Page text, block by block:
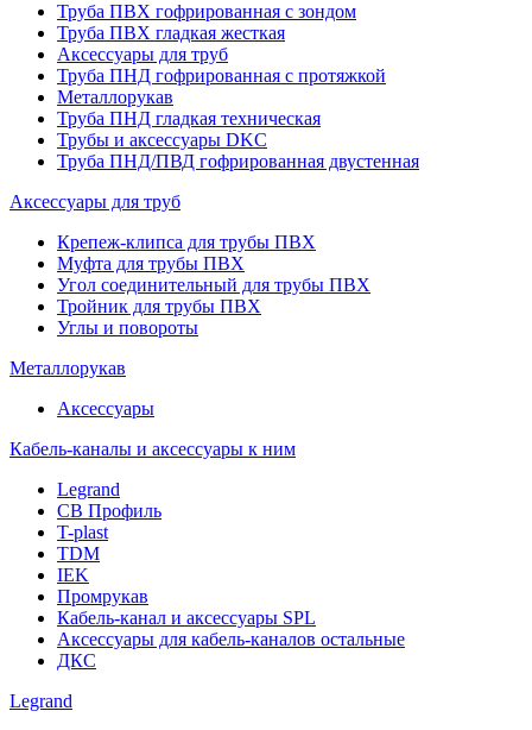
Труба ПВХ гофрированная с зондом
Труба ПВХ гладкая жесткая
Аксессуары для труб
Труба ПНД гофрированная с протяжкой
Металлорукав
Труба ПНД гладкая техническая
Трубы и аксессуары DKC
Труба ПНД/ПВД гофрированная двустенная
Аксессуары для труб
Крепеж-клипса для трубы ПВХ
Муфта для трубы ПВХ
Угол соединительный для трубы ПВХ
Тройник для трубы ПВХ
Углы и повороты
Металлорукав
Аксессуары
Кабель-каналы и аксессуары к ним
Legrand
СВ Профиль
T-plast
TDM
IEK
Промрукав
Кабель-канал и аксессуары SPL
Аксессуары для кабель-каналов остальные
ДКС
Legrand